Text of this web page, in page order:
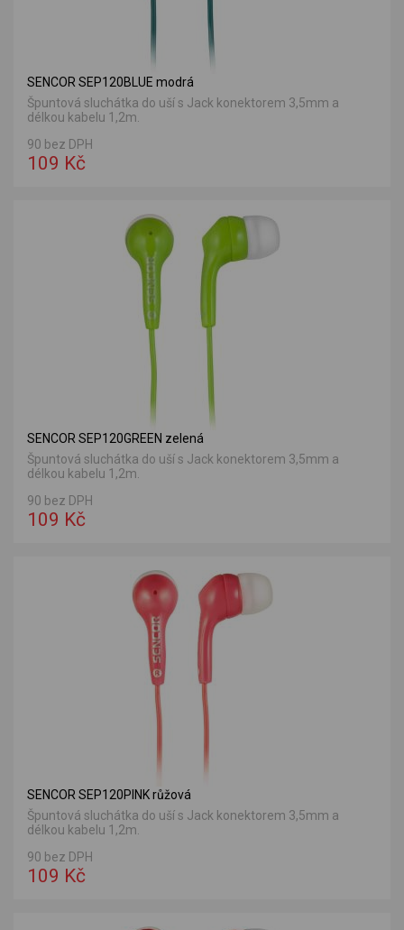
SENCOR SEP120BLUE modrá
Špuntová sluchátka do uší s Jack konektorem 3,5mm a
délkou kabelu 1,2m.
90 bez DPH
109 Kč
SENCOR SEP120GREEN zelená
Špuntová sluchátka do uší s Jack konektorem 3,5mm a
délkou kabelu 1,2m.
90 bez DPH
109 Kč
SENCOR SEP120PINK růžová
Špuntová sluchátka do uší s Jack konektorem 3,5mm a
délkou kabelu 1,2m.
90 bez DPH
109 Kč